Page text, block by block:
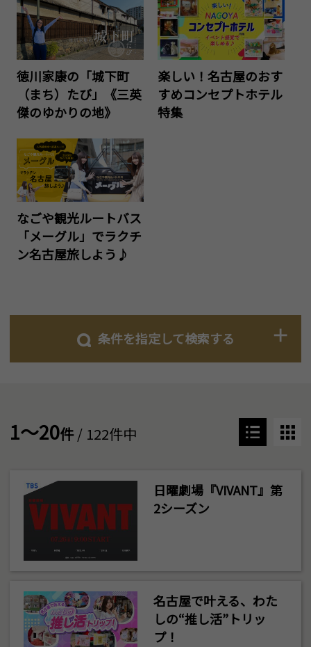
徳川家康の「城下町
（まち）たび」《三英
傑のゆかりの地》
楽しい！名古屋のおす
すめコンセプトホテル
特集
なごや観光ルートバス
「メーグル」でラクチ
ン名古屋旅しよう♪
条件を指定して検索する
1～20件/ 122件中
日曜劇場『VIVANT』第
2シーズン
名古屋で叶える、わた
しの“推し活”トリッ
プ！